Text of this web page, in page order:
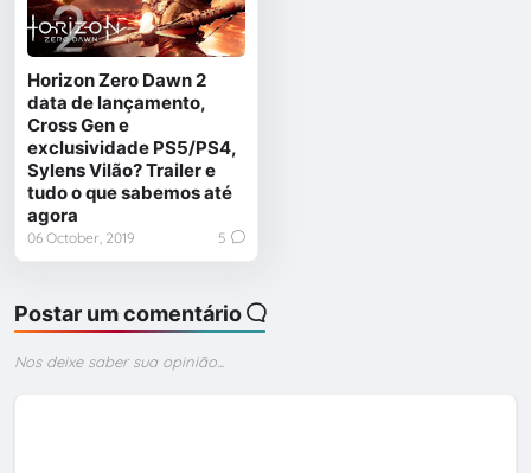
Horizon Zero Dawn 2
data de lançamento,
Cross Gen e
exclusividade PS5/PS4,
Sylens Vilão? Trailer e
tudo o que sabemos até
agora
06 October, 2019 5
Postar um comentário
Nos deixe saber sua opinião...